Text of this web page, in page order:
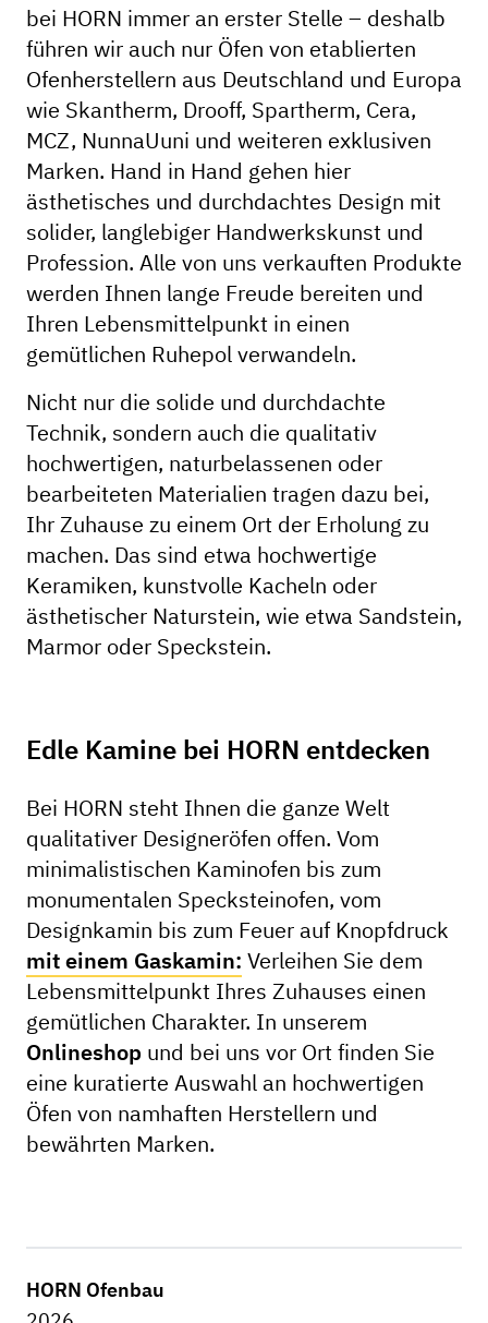
bei HORN immer an erster Stelle – deshalb
führen wir auch nur Öfen von etablierten
Ofenherstellern aus Deutschland und Europa
wie Skantherm, Drooff, Spartherm, Cera,
MCZ, NunnaUuni und weiteren exklusiven
Marken. Hand in Hand gehen hier
ästhetisches und durchdachtes Design mit
solider, langlebiger Handwerkskunst und
Profession. Alle von uns verkauften Produkte
werden Ihnen lange Freude bereiten und
Ihren Lebensmittelpunkt in einen
gemütlichen Ruhepol verwandeln.
Nicht nur die solide und durchdachte
Technik, sondern auch die qualitativ
hochwertigen, naturbelassenen oder
bearbeiteten Materialien tragen dazu bei,
Ihr Zuhause zu einem Ort der Erholung zu
machen. Das sind etwa hochwertige
Keramiken, kunstvolle Kacheln oder
ästhetischer Naturstein, wie etwa Sandstein,
Marmor oder Speckstein.
Edle Kamine bei HORN entdecken
Bei HORN steht Ihnen die ganze Welt
qualitativer Designeröfen offen. Vom
minimalistischen Kaminofen bis zum
monumentalen Specksteinofen, vom
Designkamin bis zum Feuer auf Knopfdruck
mit einem Gaskamin: Verleihen Sie dem
Lebensmittelpunkt Ihres Zuhauses einen
gemütlichen Charakter. In unserem
Onlineshop und bei uns vor Ort finden Sie
eine kuratierte Auswahl an hochwertigen
Öfen von namhaften Herstellern und
bewährten Marken.
HORN Ofenbau